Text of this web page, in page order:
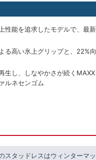
性能を追求したモデルで、最
る高い氷上グリップと、22%
生し、しなやかさが続くMAXX
ルネセンゴム
スタッドレスはウィンターマ